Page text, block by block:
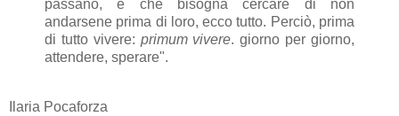
passano, e che bisogna cercare di non
andarsene prima di loro, ecco tutto. Perciò, prima
di tutto vivere: primum vivere. giorno per giorno,
attendere, sperare".
Ilaria Pocaforza